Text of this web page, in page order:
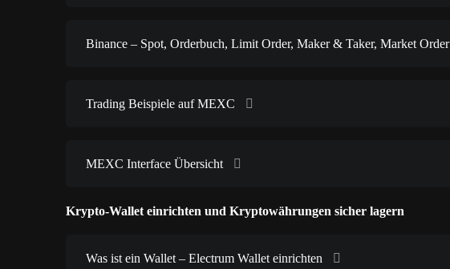
Binance – Spot, Orderbuch, Limit Order, Maker & Taker, Market Order
Trading Beispiele auf MEXC
MEXC Interface Übersicht
Krypto-Wallet einrichten und Kryptowährungen sicher lagern
Was ist ein Wallet – Electrum Wallet einrichten